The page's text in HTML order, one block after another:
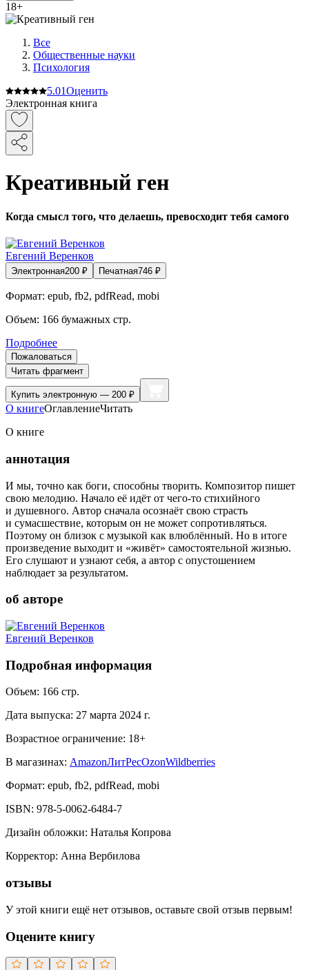
18+
Все
Общественные науки
Психология
5.01Оценить
Электронная книга
Креативный ген
Когда смысл того, что делаешь, превосходит тебя самого
Евгений Веренков
Электронная200 ₽ Печатная746 ₽
Формат: epub, fb2, pdfRead, mobi
Объем: 166 бумажных стр.
Подробнее
Пожаловаться
Читать фрагмент
Купить электронную — 200 ₽
О книгеОглавлениеЧитать
О книге
аннотация
И мы, точно как боги, способны творить. Композитор пишет
свою мелодию. Начало её идёт от чего-то стихийного
и душевного. Автор сначала осознаёт свою страсть
и сумасшествие, которым он не может сопротивляться.
Поэтому он близок с музыкой как влюблённый. Но в итоге
произведение выходит и «живёт» самостоятельной жизнью.
Его слушают и узнают себя, а автор с опустошением
наблюдает за результатом.
об авторе
Евгений Веренков
Подробная информация
Объем: 166 стр.
Дата выпуска: 27 марта 2024 г.
Возрастное ограничение: 18+
В магазинах: AmazonЛитРесOzonWildberries
Формат: epub, fb2, pdfRead, mobi
ISBN: 978-5-0062-6484-7
Дизайн обложки: Наталья Копрова
Корректор: Анна Вербилова
отзывы
У этой книги ещё нет отзывов, оставьте свой отзыв первым!
Оцените книгу